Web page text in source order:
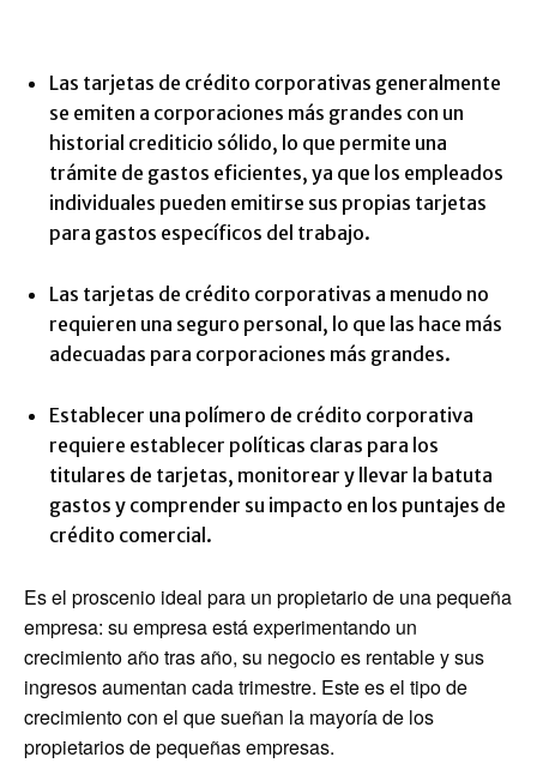
Las tarjetas de crédito corporativas generalmente
se emiten a corporaciones más grandes con un
historial crediticio sólido, lo que permite una
trámite de gastos eficientes, ya que los empleados
individuales pueden emitirse sus propias tarjetas
para gastos específicos del trabajo.
Las tarjetas de crédito corporativas a menudo no
requieren una seguro personal, lo que las hace más
adecuadas para corporaciones más grandes.
Establecer una polímero de crédito corporativa
requiere establecer políticas claras para los
titulares de tarjetas, monitorear y llevar la batuta
gastos y comprender su impacto en los puntajes de
crédito comercial.
Es el proscenio ideal para un propietario de una pequeña
empresa: su empresa está experimentando un
crecimiento año tras año, su negocio es rentable y sus
ingresos aumentan cada trimestre. Este es el tipo de
crecimiento con el que sueñan la mayoría de los
propietarios de pequeñas empresas.